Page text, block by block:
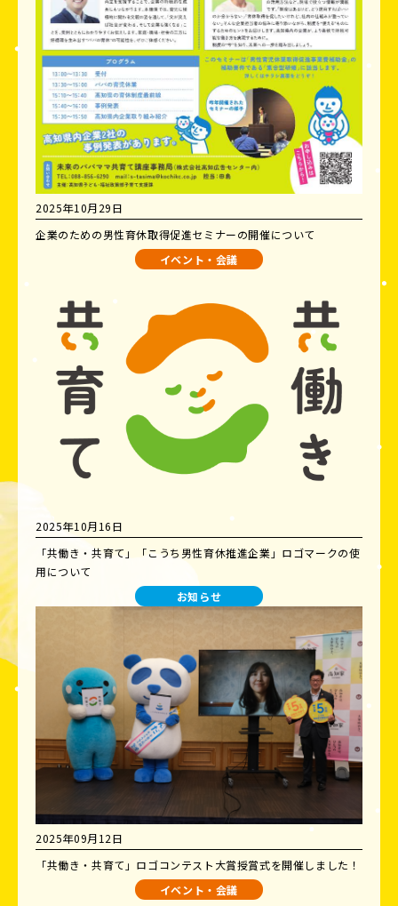
2025年10月29日
企業のための男性育休取得促進セミナーの開催について
イベント・会議
2025年10月16日
「共働き・共育て」「こうち男性育休推進企業」ロゴマークの使
用について
お知らせ
2025年09月12日
「共働き・共育て」ロゴコンテスト大賞授賞式を開催しました！
イベント・会議